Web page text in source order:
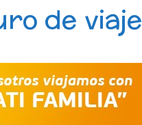
de viaje